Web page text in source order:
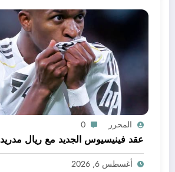
المحرر 0
عقد فينيسيوس الجديد مع ريال مدريد
أغسطس 6, 2026